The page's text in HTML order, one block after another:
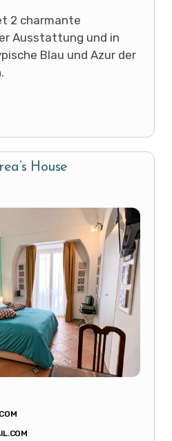
2 charmante
Ausstattung und in
Blau und Azur der
House